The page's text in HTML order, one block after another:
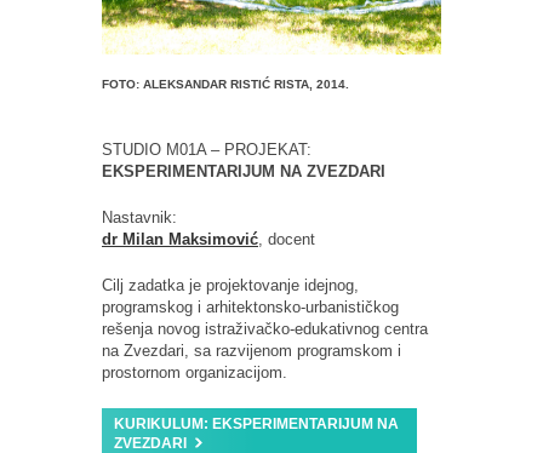
FOTO: ALEKSANDAR RISTIĆ RISTA, 2014.
STUDIO M01A – PROJEKAT:
EKSPERIMENTARIJUM NA ZVEZDARI
Nastavnik:
dr Milan Maksimović , docent
Cilj zadatka je projektovanje idejnog,
programskog i arhitektonsko-urbanističkog
rešenja novog istraživačko-edukativnog centra
na Zvezdari, sa razvijenom programskom i
prostornom organizacijom.
KURIKULUM: EKSPERIMENTARIJUM NA
ZVEZDARI